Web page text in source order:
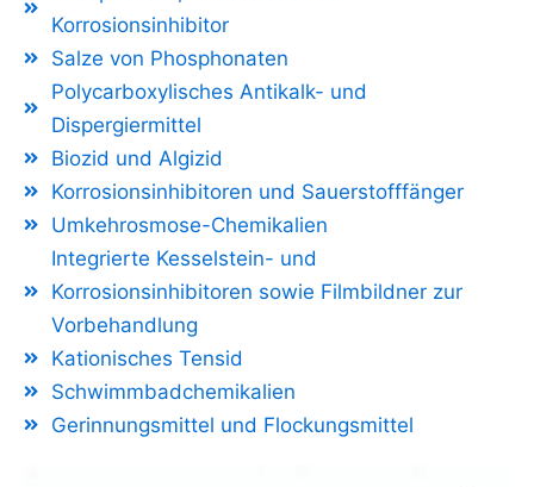
Korrosionsinhibitor
Salze von Phosphonaten
Polycarboxylisches Antikalk- und
Dispergiermittel
Biozid und Algizid
Korrosionsinhibitoren und Sauerstofffänger
Umkehrosmose-Chemikalien
Integrierte Kesselstein- und
Korrosionsinhibitoren sowie Filmbildner zur
Vorbehandlung
Kationisches Tensid
Schwimmbadchemikalien
Gerinnungsmittel und Flockungsmittel